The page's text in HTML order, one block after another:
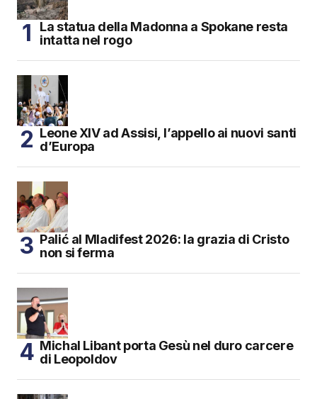
La statua della Madonna a Spokane resta
intatta nel rogo
Leone XIV ad Assisi, l’appello ai nuovi santi
d’Europa
Palić al Mladifest 2026: la grazia di Cristo
non si ferma
Michal Libant porta Gesù nel duro carcere
di Leopoldov